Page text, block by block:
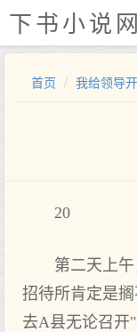
下书小说网
首页 我给领导
20
第二天上
招待所肯定是
去A县无论召开